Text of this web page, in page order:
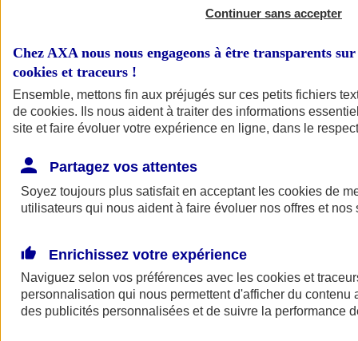
Continuer sans accepter
Chez AXA nous nous engageons à être transparents
cookies et traceurs !
Ensemble, mettons fin aux préjugés sur ces petits fichiers
de cookies. Ils nous aident à traiter des informations
site et faire évoluer votre expérience en ligne, dans le
Partagez vos attentes
Soyez toujours plus satisfait en acceptant les cookies de
utilisateurs qui nous aident à faire évoluer nos offres et nos
Enrichissez votre expérience
Naviguez selon vos préférences avec les cookies et
personnalisation qui nous permettent d'afficher du contenu
des publicités personnalisées et de suivre la performance